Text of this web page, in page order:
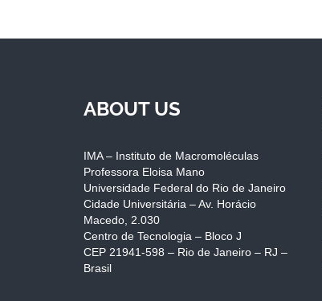
ABOUT US
IMA – Instituto de Macromoléculas
Professora Eloisa Mano
Universidade Federal do Rio de Janeiro
Cidade Universitária – Av. Horácio
Macedo, 2.030
Centro de Tecnologia – Bloco J
CEP 21941-598 – Rio de Janeiro – RJ –
Brasil